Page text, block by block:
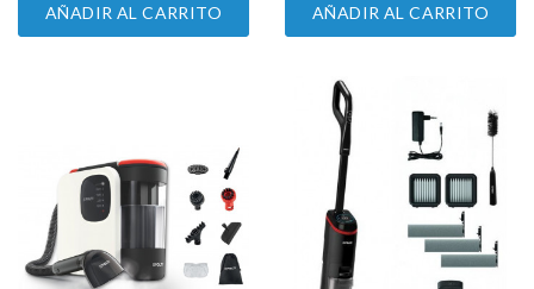
AÑADIR AL CARRITO AÑADIR AL CARRITO